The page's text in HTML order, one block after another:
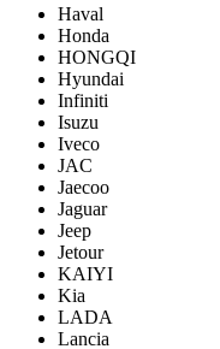
Haval
Honda
HONGQI
Hyundai
Infiniti
Isuzu
Iveco
JAC
Jaecoo
Jaguar
Jeep
Jetour
KAIYI
Kia
LADA
Lancia